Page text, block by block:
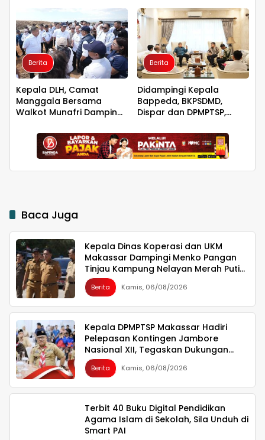
Indonesia Timur Ikut
Dirugikan
Berita
Kepala DLH, Camat
Manggala Bersama
Walkot Munafri Dampingi
TPA Tamangapa
Berita
Didampingi Kepala
Bappeda, BKPSDMD,
Dispar dan DPMPTSP,
Bertemu Dubes
Singapura
Baca Juga
Kepala Dinas Koperasi dan UKM
Makassar Dampingi Menko Pangan
Tinjau Kampung Nelayan Merah Putih
Untia
Berita Kamis, 06/08/2026
Kepala DPMPTSP Makassar Hadiri
Pelepasan Kontingen Jambore
Nasional XII, Tegaskan Dukungan
bagi Pembinaan Generasi Muda
Berita Kamis, 06/08/2026
Terbit 40 Buku Digital Pendidikan
Agama Islam di Sekolah, Sila Unduh di
Smart PAI